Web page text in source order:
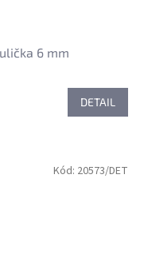
6 mm
DETAIL
Kód: 20573/DET